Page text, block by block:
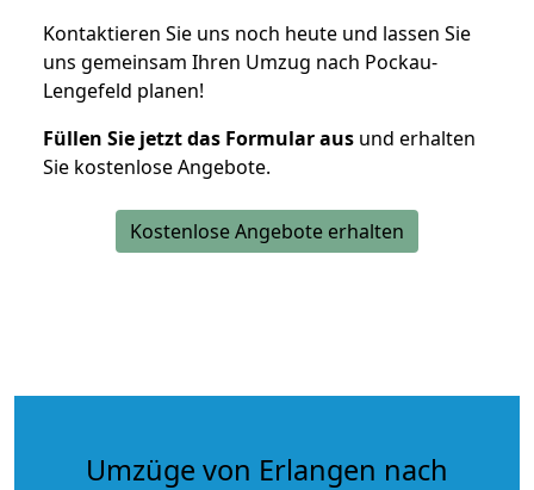
Kontaktieren Sie uns noch heute und lassen Sie
uns gemeinsam Ihren Umzug nach Pockau-
Lengefeld planen!
Füllen Sie jetzt das Formular aus und erhalten
Sie kostenlose Angebote.
Kostenlose Angebote erhalten
Umzüge von Erlangen nach